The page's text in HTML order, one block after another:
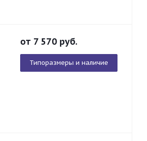
от 7 570 руб.
Типоразмеры и наличие